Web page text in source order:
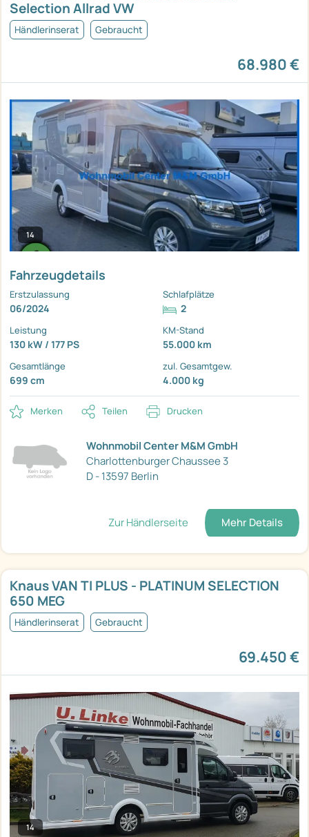
Selection Allrad VW
Händlerinserat Gebraucht
68.980 €
14
Fahrzeugdetails
Erstzulassung
06/2024
Schlafplätze
2
Leistung
130 kW / 177 PS
KM-Stand
55.000 km
Gesamtlänge
699 cm
zul. Gesamtgew.
4.000 kg
Merken Teilen Drucken
Wohnmobil Center M&M GmbH
Charlottenburger Chaussee 3
D - 13597 Berlin
Zur Händlerseite Mehr Details
Knaus VAN TI PLUS - PLATINUM SELECTION
650 MEG
Händlerinserat Gebraucht
69.450 €
14